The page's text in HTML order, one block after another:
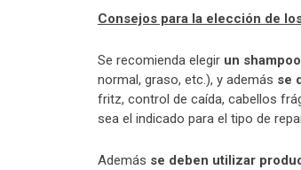
Consejos para la elección de
Se recomienda elegir un
normal, graso, etc.), y además se
fritz, control de caída, cabellos
sea el indicado para el tipo de
Además se deben utilizar